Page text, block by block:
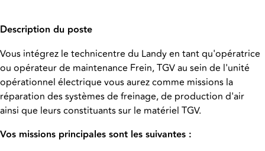
Description du poste
Vous intégrez le technicentre du Landy en tant qu'opératrice
ou opérateur de maintenance Frein, TGV au sein de l'unité
opérationnel électrique vous aurez comme missions la
réparation des systèmes de freinage, de production d'air
ainsi que leurs constituants sur le matériel TGV.
Vos missions principales sont les suivantes :